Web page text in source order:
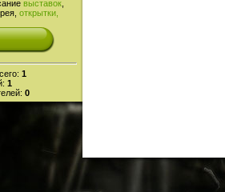
выставок
открытки,
1
1
0